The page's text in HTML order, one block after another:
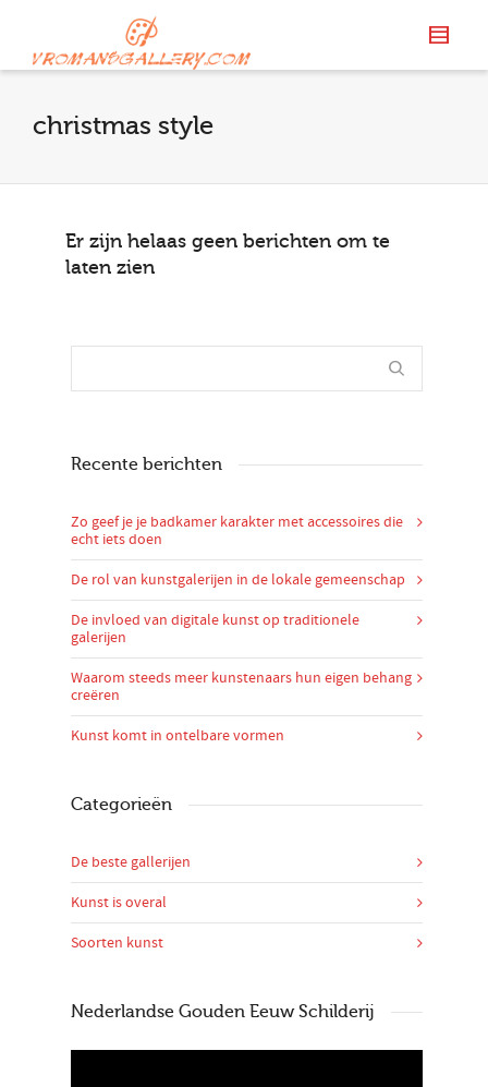
christmas style
Er zijn helaas geen berichten om te
laten zien
Recente berichten
Zo geef je je badkamer karakter met accessoires die
echt iets doen
De rol van kunstgalerijen in de lokale gemeenschap
De invloed van digitale kunst op traditionele
galerijen
Waarom steeds meer kunstenaars hun eigen behang
creëren
Kunst komt in ontelbare vormen
Categorieën
De beste gallerijen
Kunst is overal
Soorten kunst
Nederlandse Gouden Eeuw Schilderij